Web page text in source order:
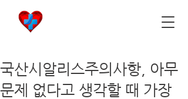
국산시알리스주의사항, 아무
문제 없다고 생각할 때 가장